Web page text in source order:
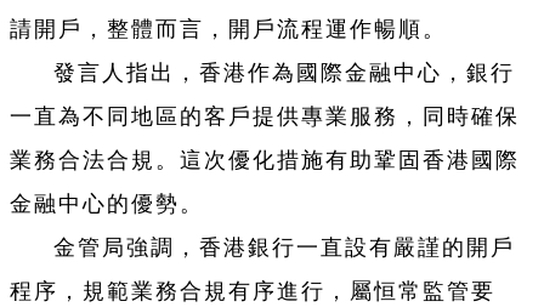
請開戶，整體而言，開戶流程運作暢順。
發言人指出，香港作為國際金融中心，銀行
一直為不同地區的客戶提供專業服務，同時確保
業務合法合規。這次優化措施有助鞏固香港國際
金融中心的優勢。
金管局強調，香港銀行一直設有嚴謹的開戶
程序，規範業務合規有序進行，屬恒常監管要